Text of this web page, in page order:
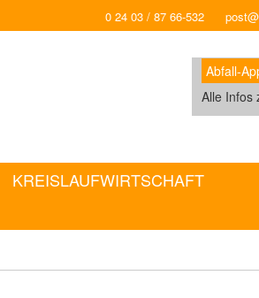
0 24 03 / 87 66-532
Abfall-
Alle Infos
KREISLAUFWIRTSCHAFT